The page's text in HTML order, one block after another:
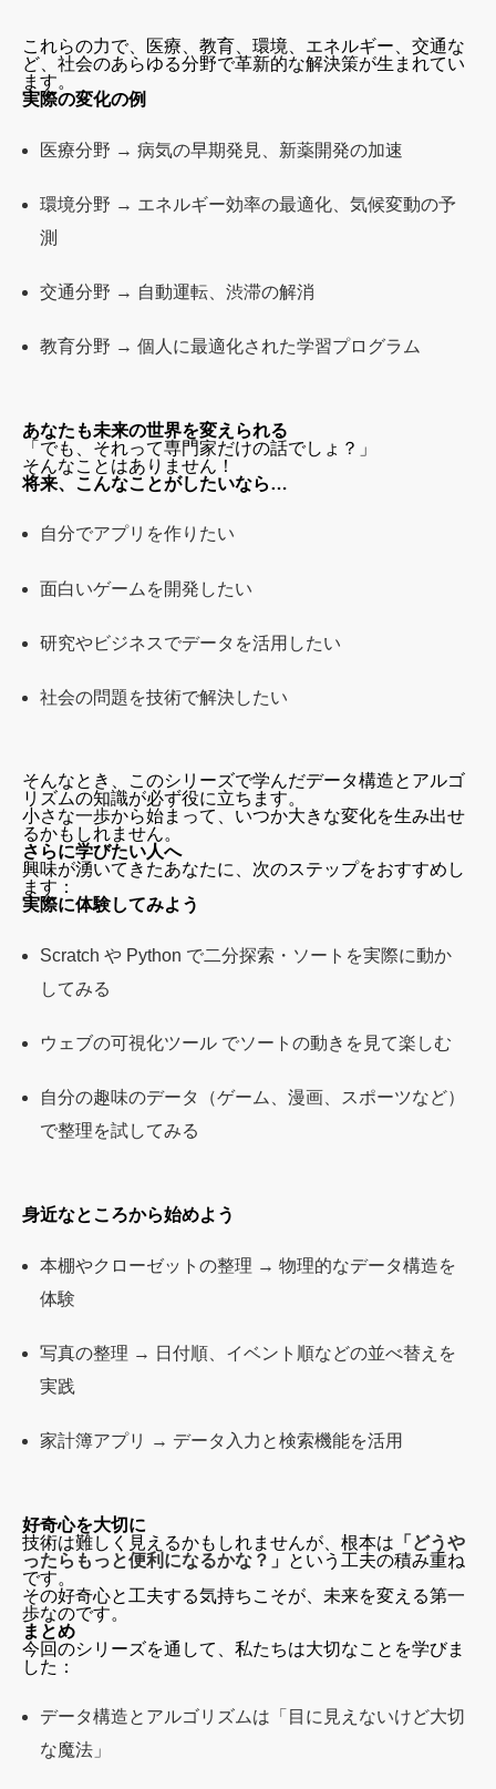
これらの力で、医療、教育、環境、エネルギー、交通な
ど、社会のあらゆる分野で革新的な解決策が生まれてい
ます。
実際の変化の例
医療分野 → 病気の早期発見、新薬開発の加速
環境分野 → エネルギー効率の最適化、気候変動の予
測
交通分野 → 自動運転、渋滞の解消
教育分野 → 個人に最適化された学習プログラム
あなたも未来の世界を変えられる
「でも、それって専門家だけの話でしょ？」
そんなことはありません！
将来、こんなことがしたいなら…
自分でアプリを作りたい
面白いゲームを開発したい
研究やビジネスでデータを活用したい
社会の問題を技術で解決したい
そんなとき、このシリーズで学んだデータ構造とアルゴ
リズムの知識が必ず役に立ちます。
小さな一歩から始まって、いつか大きな変化を生み出せ
るかもしれません。
さらに学びたい人へ
興味が湧いてきたあなたに、次のステップをおすすめし
ます：
実際に体験してみよう
Scratch や Python で二分探索・ソートを実際に動か
してみる
ウェブの可視化ツール でソートの動きを見て楽しむ
自分の趣味のデータ（ゲーム、漫画、スポーツなど）
で整理を試してみる
身近なところから始めよう
本棚やクローゼットの整理 → 物理的なデータ構造を
体験
写真の整理 → 日付順、イベント順などの並べ替えを
実践
家計簿アプリ → データ入力と検索機能を活用
好奇心を大切に
技術は難しく見えるかもしれませんが、根本は 「どうや
ったらもっと便利になるかな？」
という工夫の積み重ね
です。
その好奇心と工夫する気持ちこそが、未来を変える第一
歩なのです。
まとめ
今回のシリーズを通して、私たちは大切なことを学びま
した：
データ構造とアルゴリズムは「目に見えないけど大切
な魔法」
さらに学びたい人へ
まとめ